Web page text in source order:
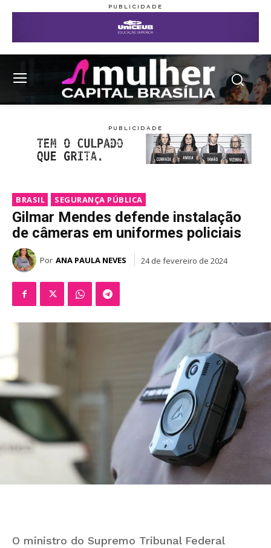
BRASIL SEGURANÇA PÚBLICA
Gilmar Mendes defende instalação
de câmeras em uniformes policiais
Por ANA PAULA NEVES 24 de fevereiro de 2024
O ministro do Supremo Tribunal Federal